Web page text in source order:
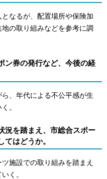
となるが、配置場所や保険加
の取り組みなどを参考に調
ン券の発行など、今後の経
ら、年代による不公平感が生
。
況を踏まえ、市総合スポー
はどうか。
施設での取り組みを踏まえ
く。